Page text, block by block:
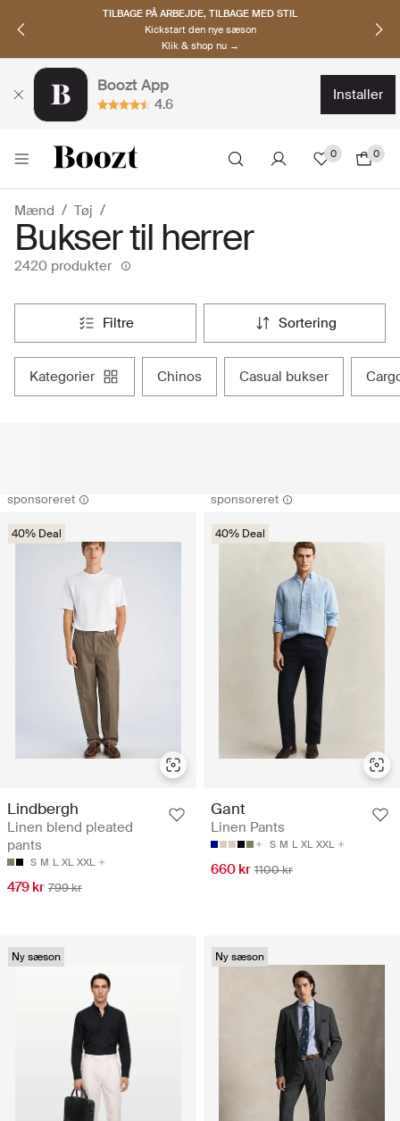
OPDAG NORDISKE BRANDS
Must-haves til den nye sæson
Klik & shop nu →
Boozt App
4.6
installer
0 0
Mænd Tøj
Bukser til herrer
2420 produkter
filtre sortering
kategorier chinos casual bukser
sponsoreret
40% Deal
Lindbergh
Linen blend pleated
pants
S M L XL XXL
479 kr 799 kr
sponsoreret
40% Deal
Gant
Linen Pants
S M L XL XXL
660 kr 1100 kr
Ny sæson Ny sæson